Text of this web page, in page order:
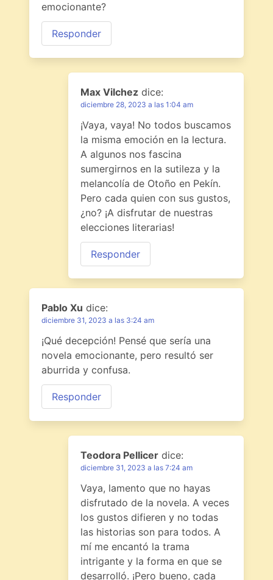
emocionante?
Responder
Max Vilchez dice:
diciembre 28, 2023 a las 1:04 am
¡Vaya, vaya! No todos buscamos
la misma emoción en la lectura.
A algunos nos fascina
sumergirnos en la sutileza y la
melancolía de Otoño en Pekín.
Pero cada quien con sus gustos,
¿no? ¡A disfrutar de nuestras
elecciones literarias!
Responder
Pablo Xu dice:
diciembre 31, 2023 a las 3:24 am
¡Qué decepción! Pensé que sería una
novela emocionante, pero resultó ser
aburrida y confusa.
Responder
Teodora Pellicer dice:
diciembre 31, 2023 a las 7:24 am
Vaya, lamento que no hayas
disfrutado de la novela. A veces
los gustos difieren y no todas
las historias son para todos. A
mí me encantó la trama
intrigante y la forma en que se
desarrolló. ¡Pero bueno, cada